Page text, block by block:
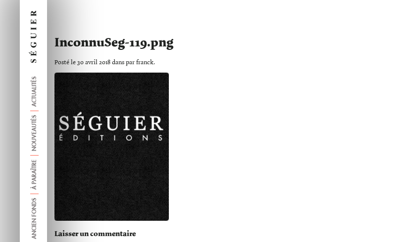
ACTUALITÉS
NOUVEAUTÉS
À PARAÎTRE
ANCIEN FONDS
InconnuSeg-119.png
Posté le 30 avril 2018 dans par franck.
Laisser un commentaire